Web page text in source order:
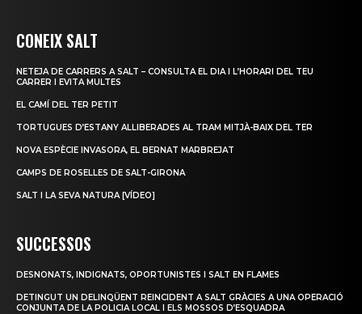
CONEIX SALT
NETEJA DE CARRERS A SALT – CONSULTA EL DIA I L’HORARI DEL TEU
CARRER I EVITA MULTES
EL CAMÍ DEL TER PETIT
TORTUGUES D’ESTANY ALLIBERADES AL TRAM MITJÀ-BAIX DEL TER
NOVA ESPÈCIE INVASORA, EL BERNAT MARBREJAT
CAMPS DE ROSELLES DE SALT-GIRONA
SALT I LA SEVA NATURA [VÍDEO]
SUCCESSOS
DESNONATS, INDIGNATS, OPORTUNISTES I SALT EN FLAMES
DETINGUT UN DELINQÜENT REINCIDENT A SALT GRÀCIES A UNA OPERACIÓ
CONJUNTA DE LA POLICIA LOCAL I ELS MOSSOS D’ESQUADRA